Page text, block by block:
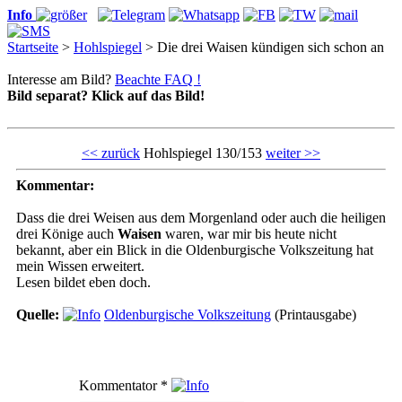
Info
Startseite > Hohlspiegel > Die drei Waisen kündigen sich schon an
Interesse am Bild? Beachte FAQ !
Bild separat? Klick auf das Bild!
<< zurück Hohlspiegel 130/153 weiter >>
Kommentar:
Dass die drei Weisen aus dem Morgenland oder auch die heiligen
drei Könige auch Waisen waren, war mir bis heute nicht
bekannt, aber ein Blick in die Oldenburgische Volkszeitung hat
mein Wissen erweitert.
Lesen bildet eben doch.
Quelle: Oldenburgische Volkszeitung (Printausgabe)
Kommentator *